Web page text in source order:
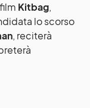
Kitbag,
lo scorso
, reciterà